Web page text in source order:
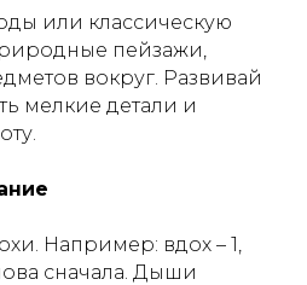
или классическую
пейзажи,
вокруг. Развивай
мелкие детали и
Например: вдох – 1,
сначала. Дыши